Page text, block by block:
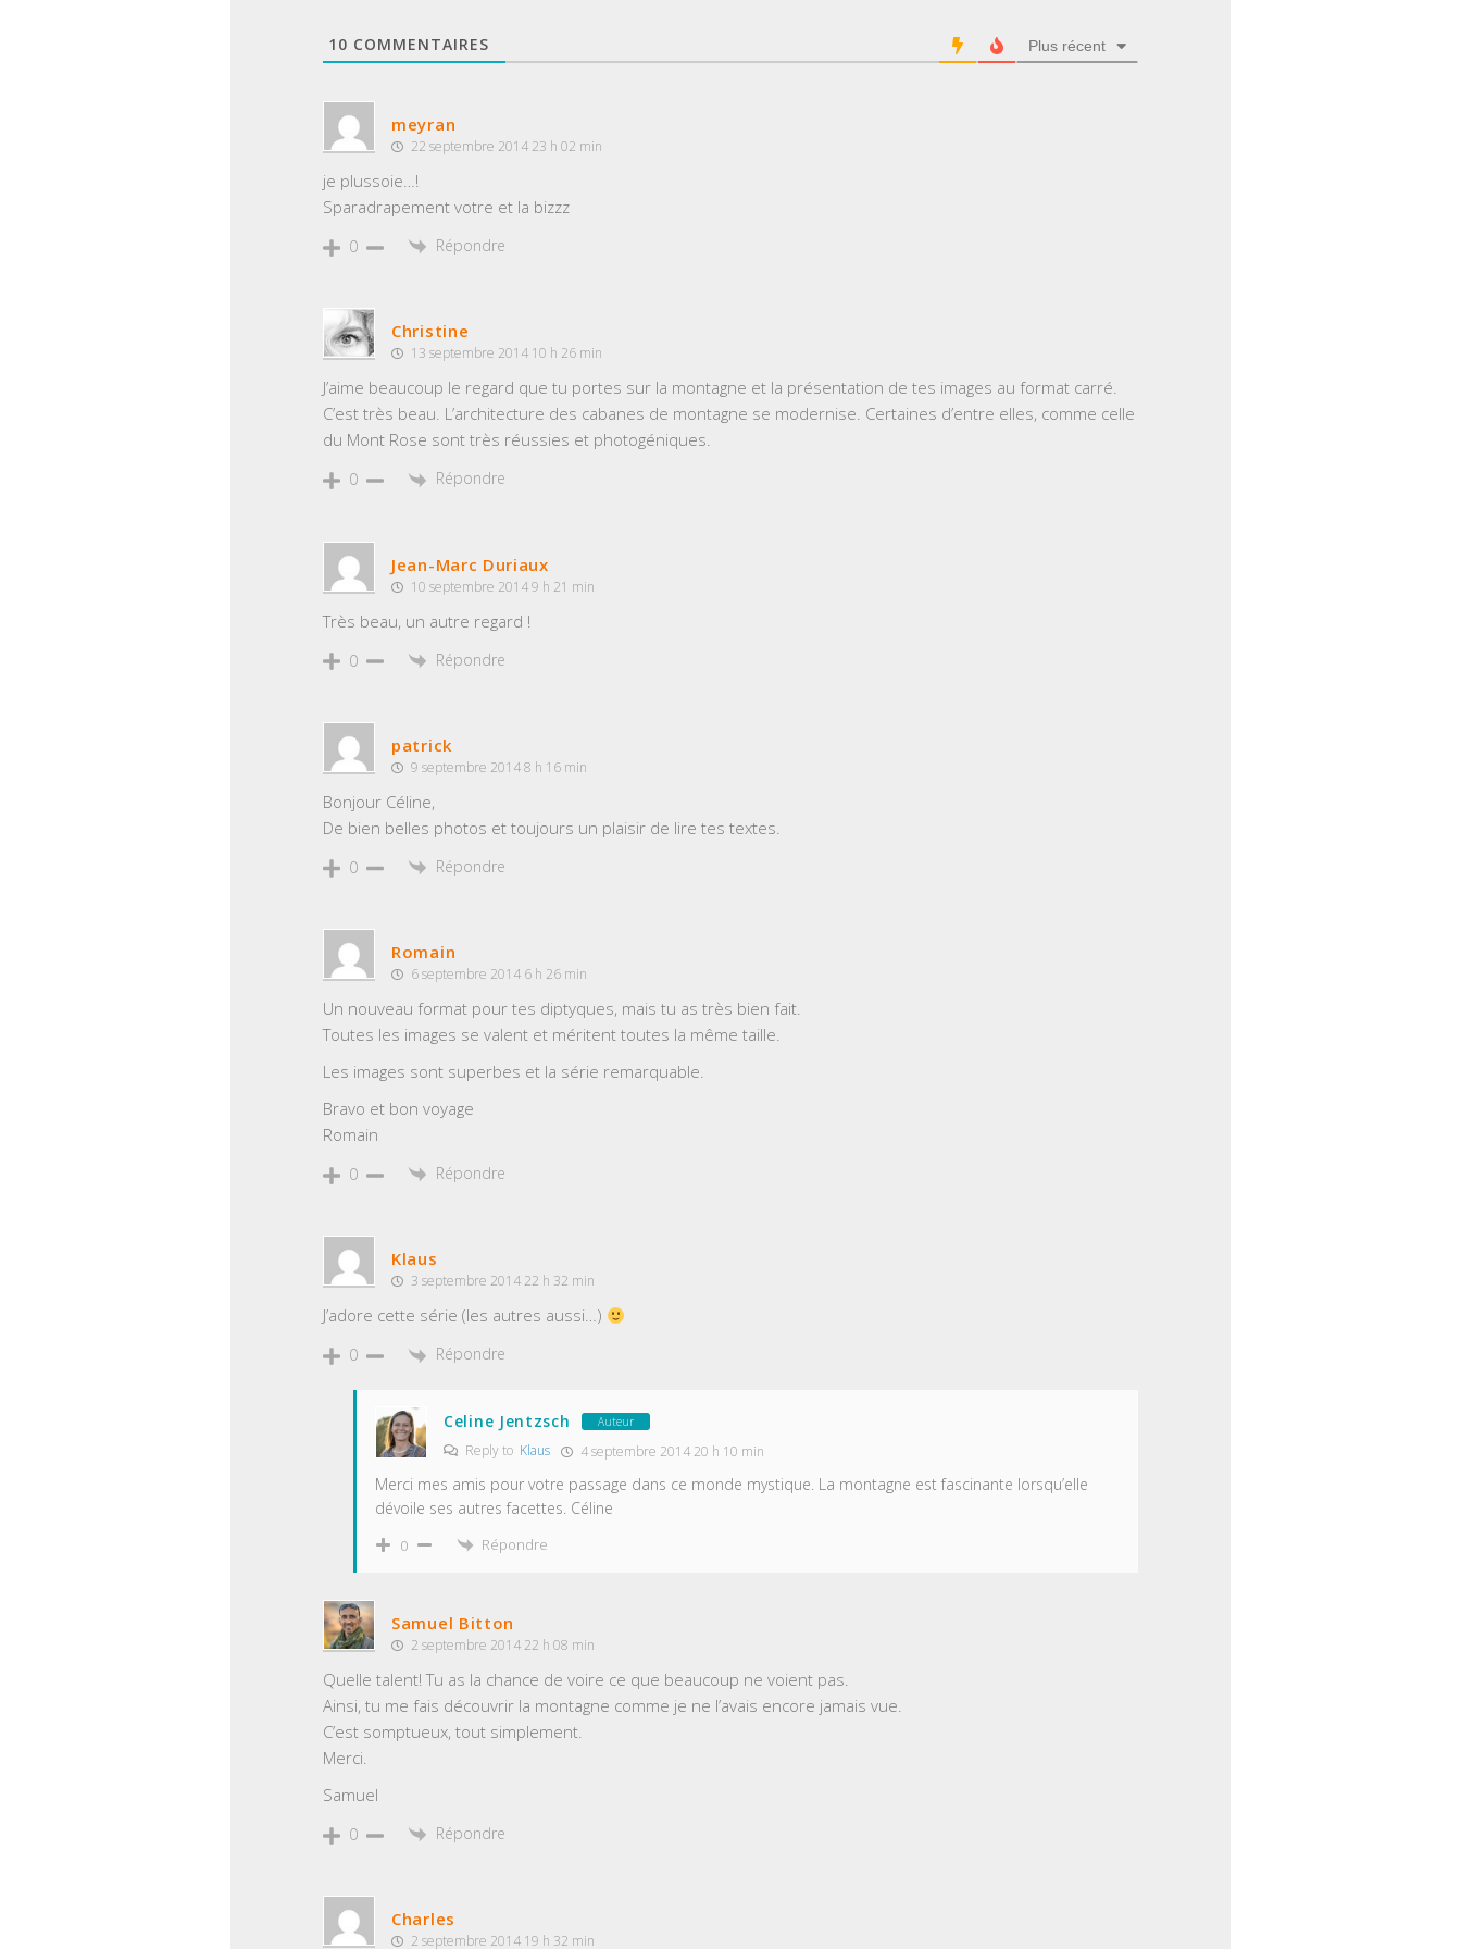
10 COMMENTAIRES Plus récent
meyran
22 septembre 2014 23 h 02 min
je plussoie…!
Sparadrapement votre et la bizzz
0 Répondre
Christine
13 septembre 2014 10 h 26 min
J’aime beaucoup le regard que tu portes sur la montagne et la présentation de tes images au format carré.
C’est très beau. L’architecture des cabanes de montagne se modernise. Certaines d’entre elles, comme celle
du Mont Rose sont très réussies et photogéniques.
0 Répondre
Jean-Marc Duriaux
10 septembre 2014 9 h 21 min
Très beau, un autre regard !
0 Répondre
patrick
9 septembre 2014 8 h 16 min
Bonjour Céline,
De bien belles photos et toujours un plaisir de lire tes textes.
0 Répondre
Romain
6 septembre 2014 6 h 26 min
Un nouveau format pour tes diptyques, mais tu as très bien fait.
Toutes les images se valent et méritent toutes la même taille.
Les images sont superbes et la série remarquable.
Bravo et bon voyage
Romain
0 Répondre
Klaus
3 septembre 2014 22 h 32 min
J’adore cette série (les autres aussi…)
0 Répondre
Celine Jentzsch Auteur
Reply to Klaus 4 septembre 2014 20 h 10 min
Merci mes amis pour votre passage dans ce monde mystique. La montagne est fascinante lorsqu’elle
dévoile ses autres facettes. Céline
0 Répondre
Samuel Bitton
2 septembre 2014 22 h 08 min
Quelle talent! Tu as la chance de voire ce que beaucoup ne voient pas.
Ainsi, tu me fais découvrir la montagne comme je ne l’avais encore jamais vue.
C’est somptueux, tout simplement.
Merci.
Samuel
0 Répondre
Charles
2 septembre 2014 19 h 32 min